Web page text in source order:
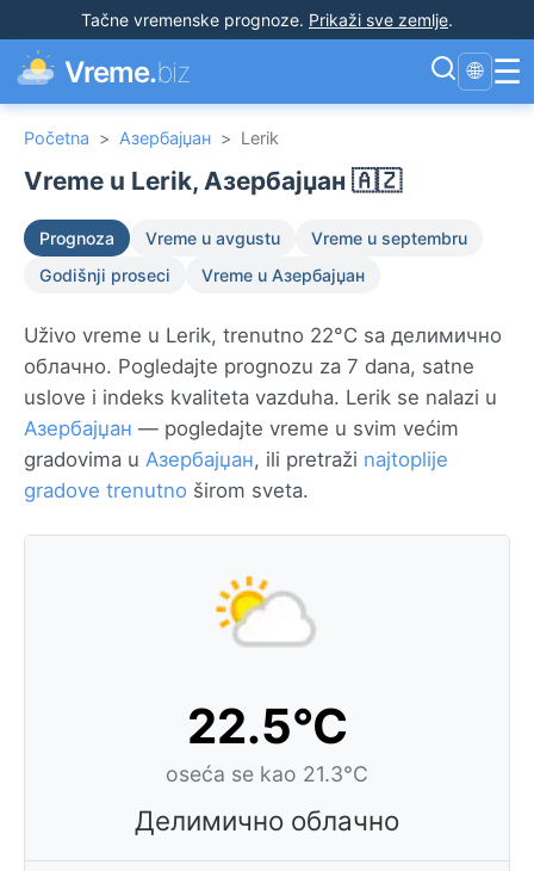
Tačne vremenske prognoze. Prikaži sve zemlje.
Vreme.biz 🌐 ☰
Početna > Азербајџан > Lerik
Vreme u Lerik, Азербајџан 🇦🇿
Prognoza Vreme u avgustu
Vreme u septembru
Godišnji proseci
Vreme u Азербајџан
Uživo vreme u Lerik, trenutno 22°C sa делимично
облачно. Pogledajte prognozu za 7 dana, satne
uslove i indeks kvaliteta vazduha. Lerik se nalazi u
Азербајџан — pogledajte vreme u svim većim
gradovima u Азербајџан, ili pretraži najtoplije
gradove trenutno širom sveta.
22.5°C
oseća se kao 21.3°C
Делимично облачно